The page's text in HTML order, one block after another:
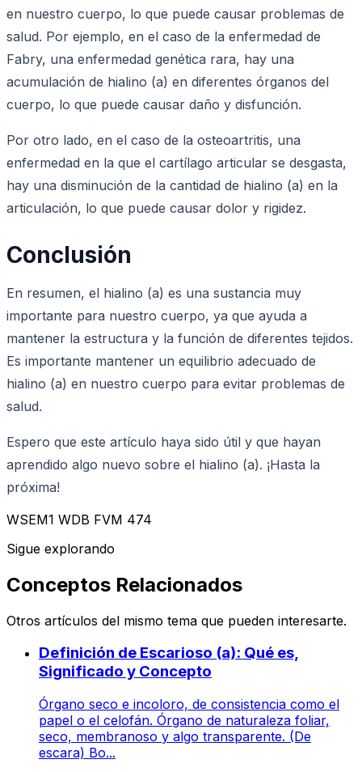
en nuestro cuerpo, lo que puede causar problemas de
salud. Por ejemplo, en el caso de la enfermedad de
Fabry, una enfermedad genética rara, hay una
acumulación de hialino (a) en diferentes órganos del
cuerpo, lo que puede causar daño y disfunción.
Por otro lado, en el caso de la osteoartritis, una
enfermedad en la que el cartílago articular se desgasta,
hay una disminución de la cantidad de hialino (a) en la
articulación, lo que puede causar dolor y rigidez.
Conclusión
En resumen, el hialino (a) es una sustancia muy
importante para nuestro cuerpo, ya que ayuda a
mantener la estructura y la función de diferentes tejidos.
Es importante mantener un equilibrio adecuado de
hialino (a) en nuestro cuerpo para evitar problemas de
salud.
Espero que este artículo haya sido útil y que hayan
aprendido algo nuevo sobre el hialino (a). ¡Hasta la
próxima!
WSEM1 WDB FVM 474
Sigue explorando
Conceptos Relacionados
Otros artículos del mismo tema que pueden interesarte.
Definición de Escarioso (a): Qué es,
Significado y Concepto
Órgano seco e incoloro, de consistencia como el
papel o el celofán. Órgano de naturaleza foliar,
seco, membranoso y algo transparente. (De
escara) Bo...